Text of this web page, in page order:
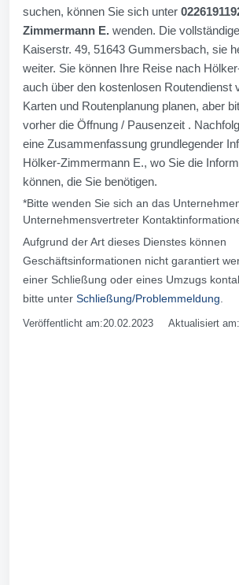
suchen, können Sie sich unter
Zimmermann E. wenden. Die
Kaiserstr. 49, 51643 Gummersbach, sie
weiter. Sie können Ihre Reise nach
auch über den kostenlosen Routendienst
Karten und Routenplanung planen, aber
vorher die Öffnung / Pausenzeit .
eine Zusammenfassung grundlegender
Hölker-Zimmermann E., wo Sie die
können, die Sie benötigen.
*Bitte wenden Sie sich an das
Unternehmensvertreter
Aufgrund der Art dieses Dienstes können
Geschäftsinformationen nicht garantiert
einer Schließung oder eines Umzugs
bitte unter Schließung/Problemmeldung
Veröffentlicht am:20.02.2023 Aktualisiert